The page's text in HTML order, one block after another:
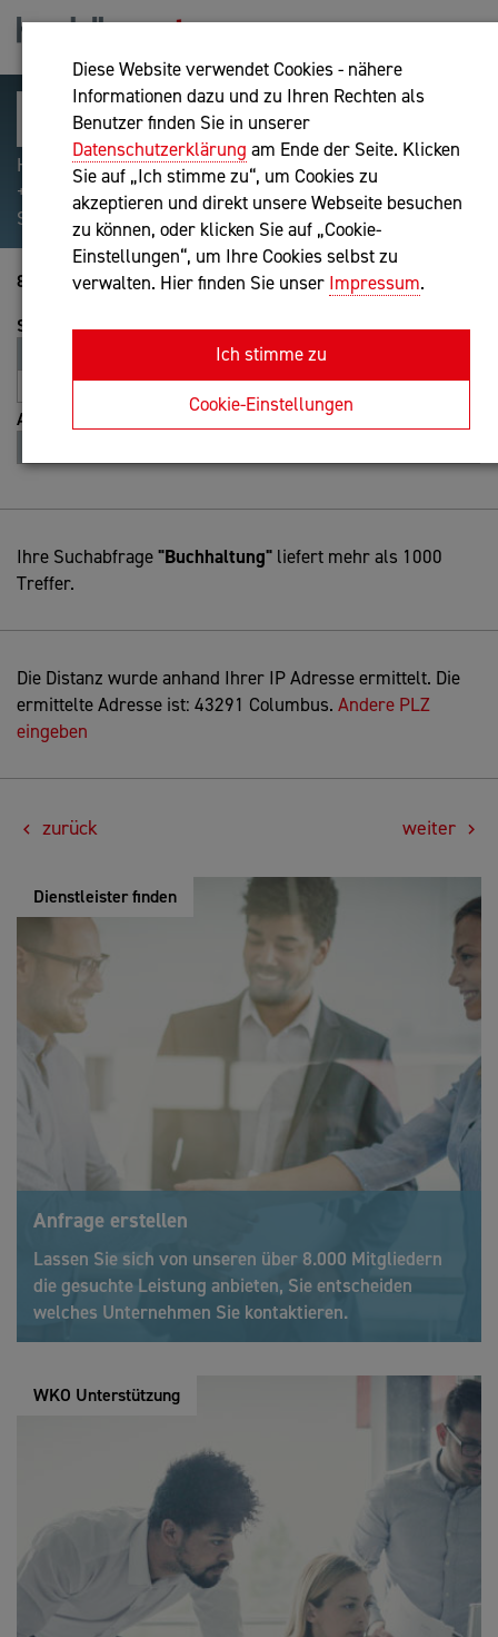
Diese Website verwendet Cookies - nähere
Informationen dazu und zu Ihren Rechten als
Benutzer finden Sie in unserer
Datenschutzerklärung am Ende der Seite. Klicken
Sie auf „Ich stimme zu“, um Cookies zu
akzeptieren und direkt unsere Webseite besuchen
zu können, oder klicken Sie auf „Cookie-
Einstellungen“, um Ihre Cookies selbst zu
verwalten. Hier finden Sie unser Impressum.
Ich stimme zu
Cookie-Einstellungen
Hilfreiche Suchparameter: Begriff einschließen:
+webshop, Begriff ausschließen: -webshop, Exakter
Suchbegriff: "internet of things"
8821-8840 von 8936
Sortierung
Entfernung
A-Z
Z-A
Ansicht
Ihre Suchabfrage"Buchhaltung" liefert mehr als 1000
Treffer.
Die Distanz wurde anhand Ihrer IP Adresse ermittelt. Die
ermittelte Adresse ist: 43291 Columbus. Andere PLZ
eingeben
zurück weiter
Dienstleister finden
Anfrage erstellen
Lassen Sie sich von unseren über 8.000 Mitgliedern
die gesuchte Leistung anbieten, Sie entscheiden
welches Unternehmen Sie kontaktieren.
WKO Unterstützung